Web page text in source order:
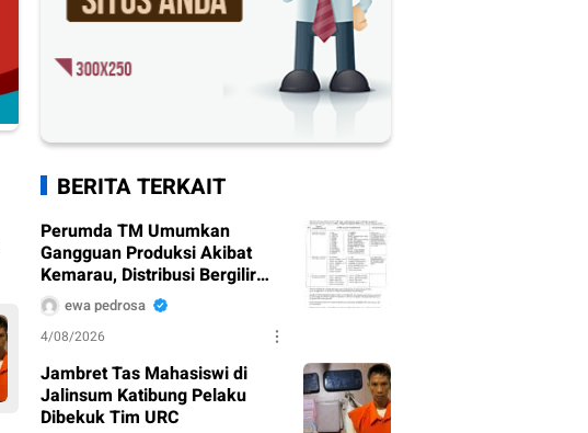
BERITA TERKAIT
Perumda TM Umumkan
Gangguan Produksi Akibat
Kemarau, Distribusi Bergilir
Diterapkan
ewa pedrosa
4/08/2026
Jambret Tas Mahasiswi di
Jalinsum Katibung Pelaku
Dibekuk Tim URC